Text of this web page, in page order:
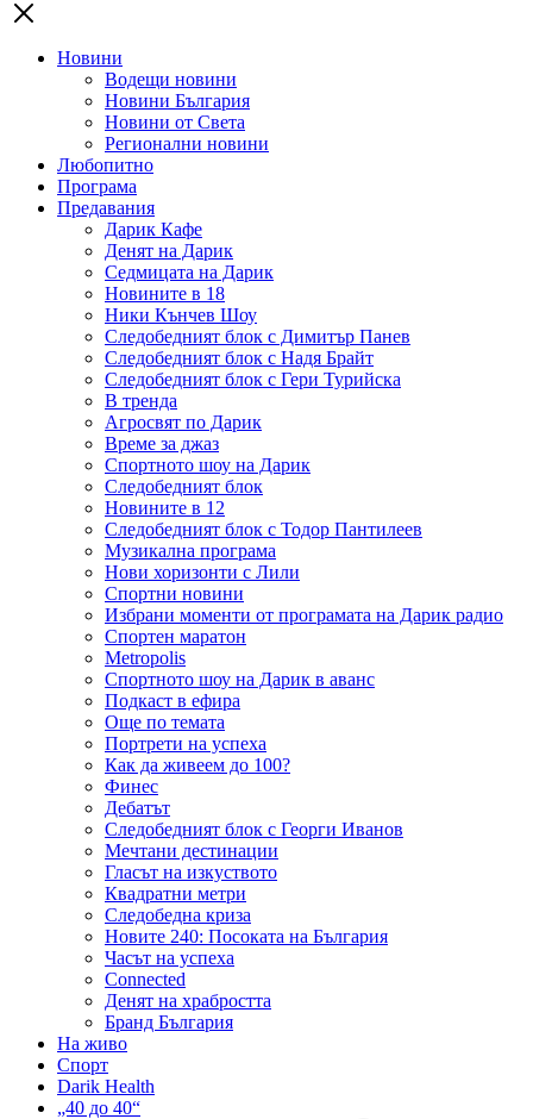
Новини
Водещи новини
Новини България
Новини от Света
Регионални новини
Любопитно
Програма
Предавания
Дарик Кафе
Денят на Дарик
Седмицата на Дарик
Новините в 18
Ники Кънчев Шоу
Следобедният блок с Димитър Панев
Следобедният блок с Надя Брайт
Следобедният блок с Гери Турийска
В тренда
Агросвят по Дарик
Време за джаз
Спортното шоу на Дарик
Следобедният блок
Новините в 12
Следобедният блок с Тодор Пантилеев
Музикална програма
Нови хоризонти с Лили
Спортни новини
Избрани моменти от програмата на Дарик радио
Спортен маратон
Metropolis
Спортното шоу на Дарик в аванс
Подкаст в ефира
Още по темата
Портрети на успеха
Как да живеем до 100?
Финес
Дебатът
Следобедният блок с Георги Иванов
Мечтани дестинации
Гласът на изкуството
Квадратни метри
Следобедна криза
Новите 240: Посоката на България
Часът на успеха
Connected
Денят на храбростта
Бранд България
На живо
Спорт
Darik Health
„40 до 40“